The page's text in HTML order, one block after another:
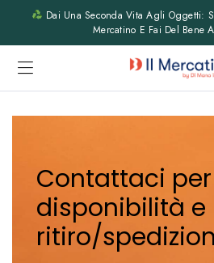
Dai Una Seconda Vita Agli Oggetti:
Mercatino E Fai Del Bene
Contattaci per
disponibilità e
ritiro/